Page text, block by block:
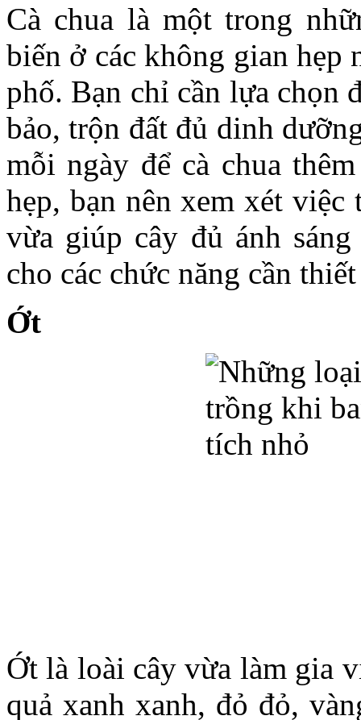
Cà chua là một trong
biến ở các không gian hẹp
phố. Bạn chỉ cần lựa chọn
bảo, trộn đất đủ dinh
mỗi ngày để cà chua
hẹp, bạn nên xem xét việc
vừa giúp cây đủ ánh
cho các chức năng cần
Ớt
Ớt là loài cây vừa làm gia
quả xanh xanh, đỏ đỏ,